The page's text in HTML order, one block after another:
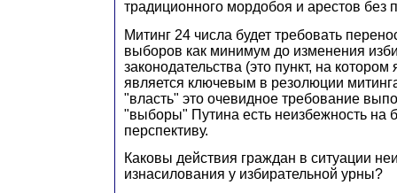
традиционного мордобоя и арестов без
Митинг 24 числа будет требовать
выборов как минимум до изменения
законодательства (это пункт, на
является ключевым в резолюции
"власть" это очевидное требование
"выборы" Путина есть неизбежность на
перспективу.
Каковы действия граждан в ситуации
изнасилования у избирательной урны?